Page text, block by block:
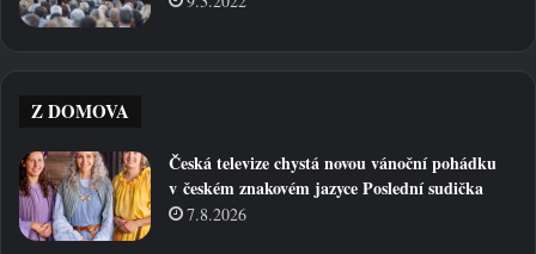
Z DOMOVA
Česká televize chystá novou vánoční pohádku
v českém znakovém jazyce Poslední sudička
7.8.2026